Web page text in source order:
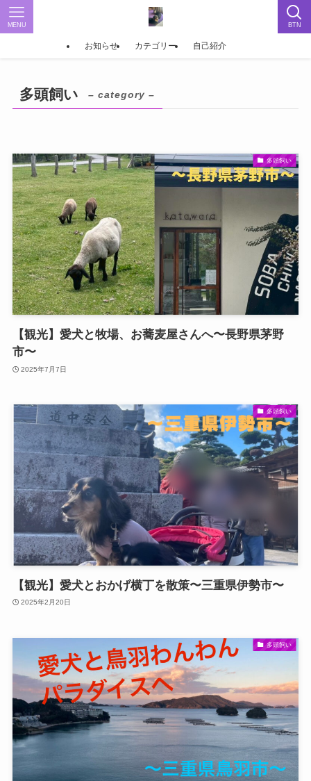
BTN
MENU
お知らせ カテゴリー 自己紹介
多頭飼い – category –
多頭飼い
【観光】愛犬と牧場、お蕎麦屋さんへ〜長野県茅野
市〜
2025年7月7日
多頭飼い
【観光】愛犬とおかげ横丁を散策〜三重県伊勢市〜
2025年2月20日
多頭飼い